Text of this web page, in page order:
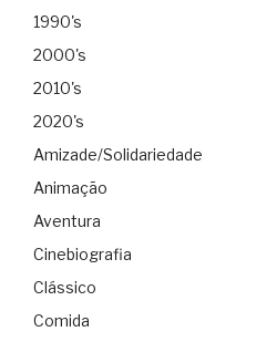
1990's
2000's
2010's
2020's
Amizade/Solidariedade
Animação
Aventura
Cinebiografia
Clássico
Comida